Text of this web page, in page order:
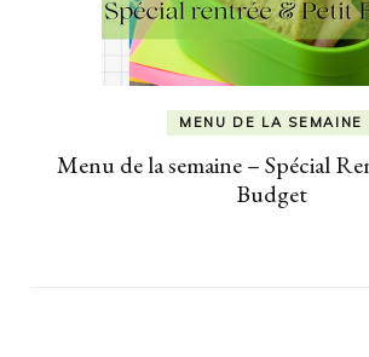
MENU DE LA SEMAINE
Menu de la semaine – Spécial
Budget